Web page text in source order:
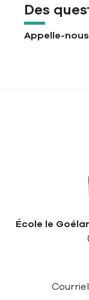
Des
Appelle-nous
École le